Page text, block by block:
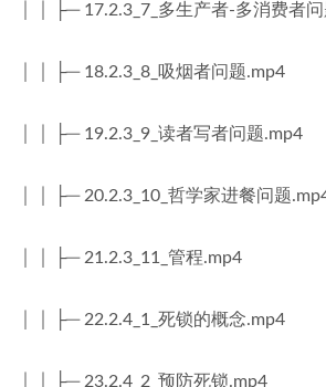
│ │ ├─ 17.2.3_7_多生产者-多消费者
│ │ ├─ 18.2.3_8_吸烟者问题.mp4
│ │ ├─ 19.2.3_9_读者写者问题.mp4
│ │ ├─ 20.2.3_10_哲学家进餐问题
│ │ ├─ 21.2.3_11_管程.mp4
│ │ ├─ 22.2.4_1_死锁的概念.mp4
│ │ ├─ 23.2.4_2_预防死锁.mp4